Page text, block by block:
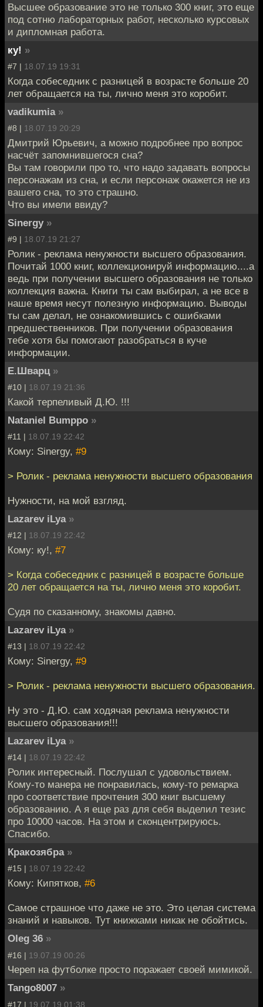
Высшее образование это не только 300 книг, это еще
под сотню лабораторных работ, несколько курсовых
и дипломная работа.
ку! »
#7 | 18.07.19 19:31
Когда собеседник с разницей в возрасте больше 20
лет обращается на ты, лично меня это коробит.
vadikumia »
#8 | 18.07.19 20:29
Дмитрий Юрьевич, а можно подробнее про вопрос
насчёт запомнившегося сна?
Вы там говорили про то, что надо задавать вопросы
персонажам из сна, и если персонаж окажется не из
вашего сна, то это страшно.
Что вы имели ввиду?
Sinergy »
#9 | 18.07.19 21:27
Ролик - реклама ненужности высшего образования.
Почитай 1000 книг, коллекционируй информацию....а
ведь при получении высшего образования не только
коллекция важна. Книги ты сам выбирал, а не все в
наше время несут полезную информацию. Выводы
ты сам делал, не ознакомившись с ошибками
предшественников. При получении образования
тебе хотя бы помогают разобраться в куче
информации.
Е.Шварц »
#10 | 18.07.19 21:36
Какой терпеливый Д.Ю. !!!
Nataniel Bumppo »
#11 | 18.07.19 22:42
Кому: Sinergy, #9
> Ролик - реклама ненужности высшего образования
Нужности, на мой взгляд.
Lazarev iLya »
#12 | 18.07.19 22:42
Кому: ку!, #7
> Когда собеседник с разницей в возрасте больше
20 лет обращается на ты, лично меня это коробит.
Судя по сказанному, знакомы давно.
Lazarev iLya »
#13 | 18.07.19 22:42
Кому: Sinergy, #9
> Ролик - реклама ненужности высшего образования.
Ну это - Д.Ю. сам ходячая реклама ненужности
высшего образования!!!
Lazarev iLya »
#14 | 18.07.19 22:42
Ролик интересный. Послушал с удовольствием.
Кому-то манера не понравилась, кому-то ремарка
про соответствие прочтения 300 книг высшему
образованию. А я еще раз для себя выделил тезис
про 10000 часов. На этом и сконцентрируюсь.
Спасибо.
Кракозябра »
#15 | 18.07.19 22:42
Кому: Кипятков, #6
Самое страшное что даже не это. Это целая система
знаний и навыков. Тут книжками никак не обойтись.
Oleg 36 »
#16 | 19.07.19 00:26
Череп на футболке просто поражает своей мимикой.
Tango8007 »
#17 | 19.07.19 01:38